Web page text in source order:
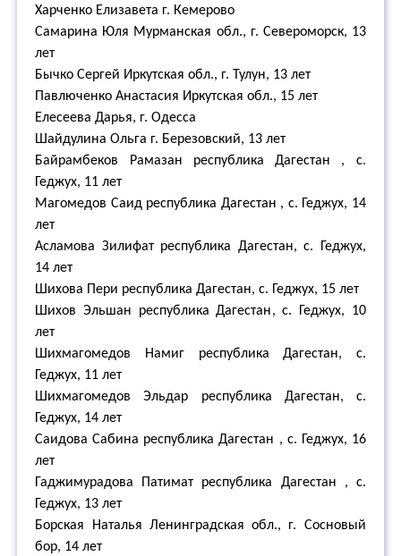
Харченко Елизавета г. Кемерово
Самарина Юля Мурманская обл., г. Североморск, 13
лет
Бычко Сергей Иркутская обл., г. Тулун, 13 лет
Павлюченко Анастасия Иркутская обл., 15 лет
Елесеева Дарья, г. Одесса
Шайдулина Ольга г. Березовский, 13 лет
Байрамбеков Рамазан республика Дагестан , с.
Геджух, 11 лет
Магомедов Саид республика Дагестан , с. Геджух, 14
лет
Асламова Зилифат республика Дагестан, с. Геджух,
14 лет
Шихова Пери республика Дагестан, с. Геджух, 15 лет
Шихов Эльшан республика Дагестан, с. Геджух, 10
лет
Шихмагомедов Намиг республика Дагестан, с.
Геджух, 11 лет
Шихмагомедов Эльдар республика Дагестан, с.
Геджух, 14 лет
Саидова Сабина республика Дагестан , с. Геджух, 16
лет
Гаджимурадова Патимат республика Дагестан , с.
Геджух, 13 лет
Борская Наталья Ленинградская обл., г. Сосновый
бор, 14 лет